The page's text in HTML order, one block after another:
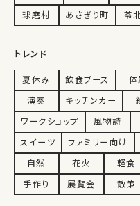
球磨村
あさぎり町 苓
トレンド
夏休み 飲食ブース 体
演奏
キッチンカー
ワークショップ
風物詩
スイーツ
ファミリー向け
自然
花火 軽食
手作り
展覧会 散策